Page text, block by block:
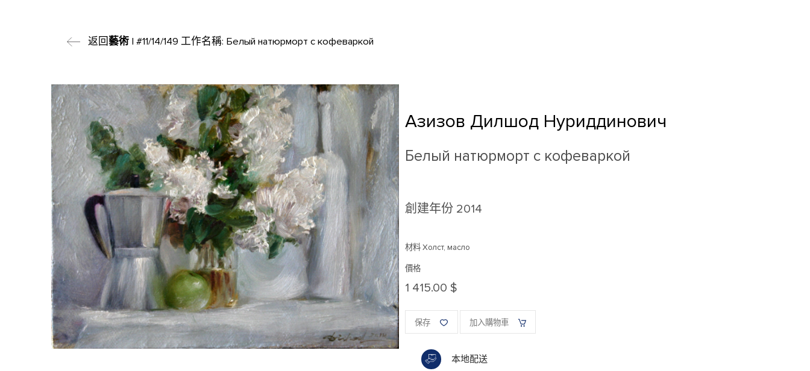
返回藝術| #11/14/149 工作名稱: Белый натюрморт с кофеваркой
Азизов Дилшод Нуриддинович
Белый натюрморт с кофеваркой
創建年份 2014
材料 Холст, масло
價格
1 415.00 $
保存 加入購物車
本地配送